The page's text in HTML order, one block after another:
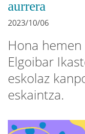
aurrera
2023/10/06
Hona
Elgoibar
eskolaz
eskaintza.
Irudia